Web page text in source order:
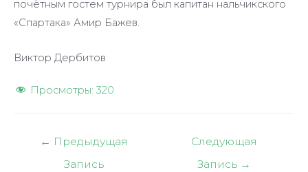
почётным гостем турнира был капитан нальчикского
«Спартака» Амир Бажев.
Виктор Дербитов
Просмотры: 320
Навигация
← Предыдущая
Запись
Следующая
Запись →